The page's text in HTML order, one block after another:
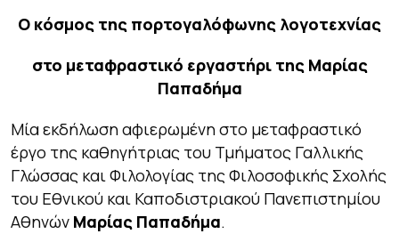
Ο κόσμος της πορτογαλόφωνης λογοτεχνίας
στο μεταφραστικό εργαστήρι της Μαρίας
Παπαδήμα
Μία εκδήλωση αφιερωμένη στο μεταφραστικό
έργο της καθηγήτριας του Τμήματος Γαλλικής
Γλώσσας και Φιλολογίας της Φιλοσοφικής Σχολής
του Εθνικού και Καποδιστριακού Πανεπιστημίου
Αθηνών Μαρίας Παπαδήμα.